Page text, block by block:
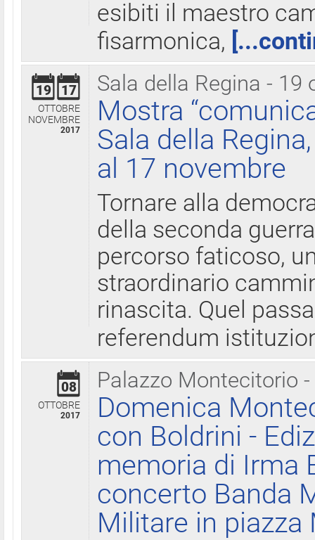
esibiti il maestro
fisarmonica,
Sala della Regina - 19
19 17
OTTOBRE
NOVEMBRE
2017
Mostra
Sala della
al 17 novembre
Tornare alla
della seconda
percorso faticoso,
straordinario
rinascita. Quel
referendum
Palazzo Montecitorio
08
OTTOBRE
2017
Domenica
con Boldrini -
memoria di Irma
concerto Banda
Militare in